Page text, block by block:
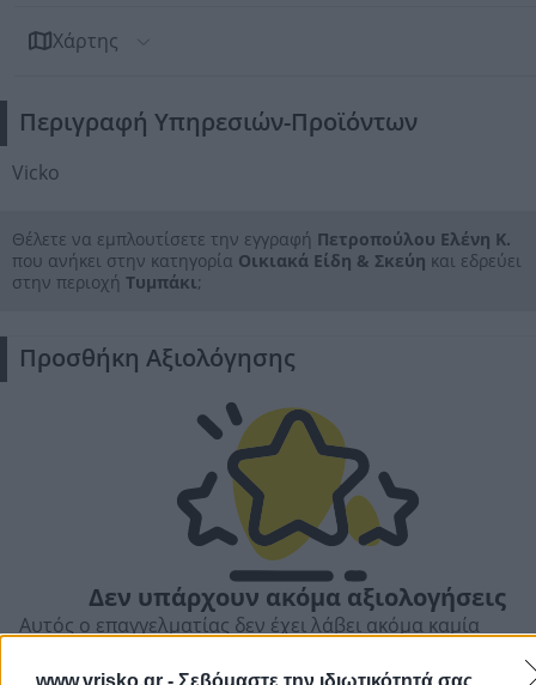
www.vrisko.gr - Σεβόμαστε την ιδιωτικότητά σας
Χάρτης
Περιγραφή Υπηρεσιών-Προϊόντων
Vicko
Θέλετε να εμπλουτίσετε την εγγραφή Πετροπούλου Ελένη Κ.
που ανήκει στην κατηγορία Οικιακά Είδη & Σκεύη και εδρεύει
στην περιοχή Τυμπάκι;
Προσθήκη Αξιολόγησης
Δεν υπάρχουν ακόμα αξιολογήσεις
Αυτός ο επαγγελματίας δεν έχει λάβει ακόμα καμία
του και βοηθήστε άλλους χρήστες να κάνουν τη σωστή